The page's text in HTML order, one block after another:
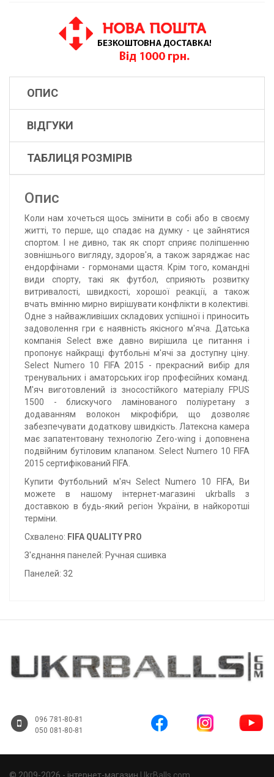
ОПИС
ВІДГУКИ
ТАБЛИЦЯ РОЗМІРІВ
Опис
Коли нам хочеться щось змінити в собі або в своєму
житті, то перше, що спадає на думку - це зайнятися
спортом. І не дивно, так як спорт сприяє поліпшенню
зовнішнього вигляду, здоров'я, а також заряджає нас
ендорфінами - гормонами щастя. Крім того, командні
види спорту, такі як футбол, сприяють розвитку
витривалості, швидкості, хорошої реакції, а також
вчать вмінню мирно вирішувати конфлікти в колективі.
Одне з найважливіших складових успішної і приносить
задоволення гри є наявність якісного м'яча. Датська
компанія Select вже давно вирішила це питання і
пропонує найкращі футбольні м'ячі за доступну ціну.
Select Numero 10 FIFA 2015 - прекрасний вибір для
тренувальних і аматорських ігор професійних команд.
М'яч виготовлений із зносостійкого матеріалу FPUS
1500 - блискучого ламінованого поліуретану з
додаванням волокон мікрофібри, що дозволяє
забезпечувати додаткову швидкість. Латексна камера
має запатентовану технологію Zero-wing і доповнена
подвійним бутіловим клапаном. Select Numero 10 FIFA
2015 сертифікований FIFA.
Купити Футбольний м'яч Select Numero 10 FIFA, Ви
можете в нашому інтернет-магазині ukrballs з
доставкою в будь-який регіон України, в найкоротші
терміни.
Схвалено: FIFA QUALITY PRO
З'єднання панелей: Ручная сшивка
Панелей: 32
096 781-80-81
050 081-80-81